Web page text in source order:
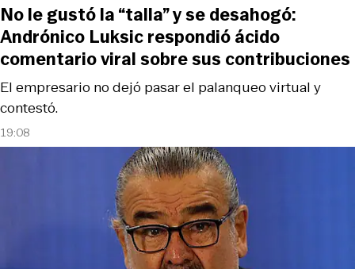
19:08
El empresario no dejó pasar el palanqueo virtual y
contestó.
No le gustó la “talla” y se desahogó:
Andrónico Luksic respondió ácido
comentario viral sobre sus contribuciones